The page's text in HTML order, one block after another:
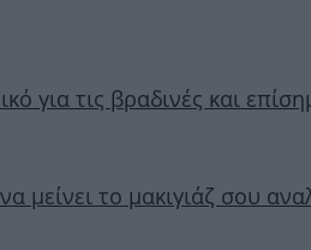
για τις βραδινές και
μείνει το μακιγιάζ σου